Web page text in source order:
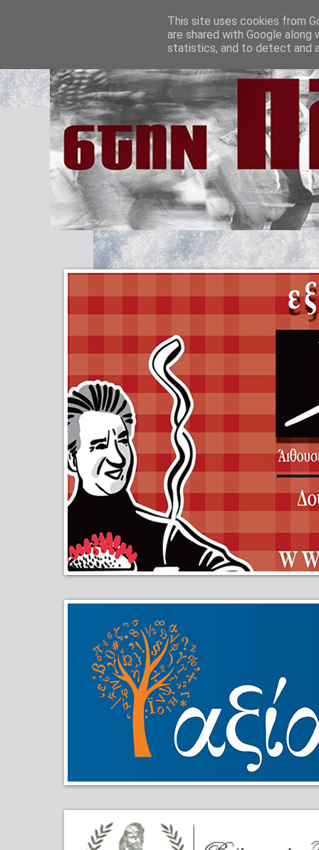
This site uses cookies from
are shared with Google
statistics, and to detect and